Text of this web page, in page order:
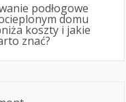
podłogowe
domu
koszty i jakie
znać?